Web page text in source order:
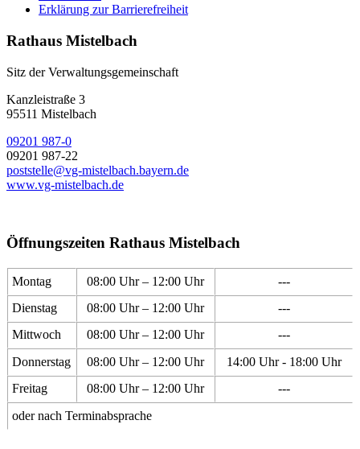
Erklärung zur Barrierefreiheit
Rathaus Mistelbach
Sitz der Verwaltungsgemeinschaft
Kanzleistraße 3
95511 Mistelbach
09201 987-0
09201 987-22
poststelle@vg-mistelbach.bayern.de
www.vg-mistelbach.de
Öffnungszeiten Rathaus Mistelbach
Montag 08:00 Uhr – 12:00 Uhr
---
Dienstag
08:00 Uhr – 12:00 Uhr
---
Mittwoch
08:00 Uhr – 12:00 Uhr
---
Donnerstag
08:00 Uhr – 12:00 Uhr
14:00 Uhr - 18:00 Uhr
Freitag
08:00 Uhr – 12:00 Uhr
---
oder nach Terminabsprache